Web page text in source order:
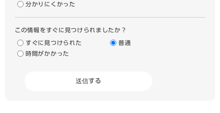
分かりにくかった
この情報をすぐに見つけられましたか？
すぐに見つけられた
普通
時間がかかった